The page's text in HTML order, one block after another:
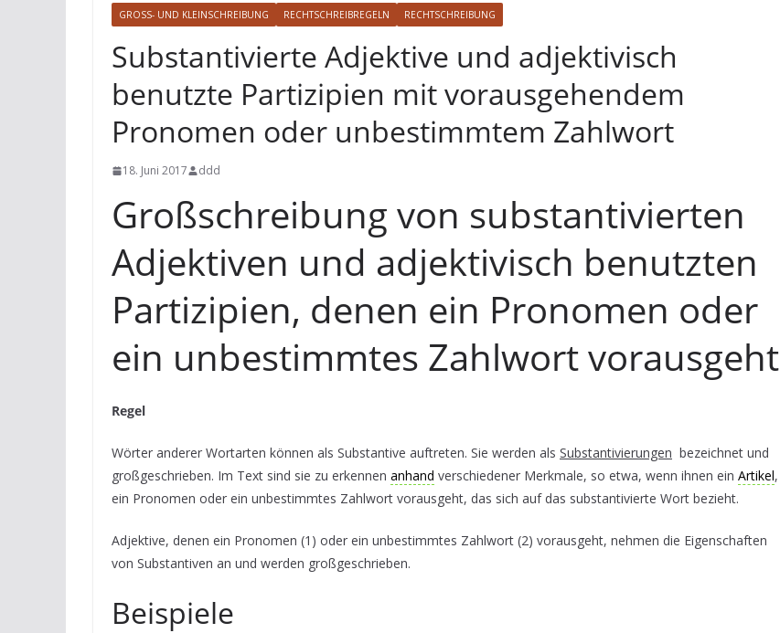
GROSS- UND KLEINSCHREIBUNG RECHTSCHREIBREGELN RECHTSCHREIBUNG
Substantivierte Adjektive und adjektivisch
benutzte Partizipien mit vorausgehendem
Pronomen oder unbestimmtem Zahlwort
18. Juni 2017 ddd
Großschreibung von substantivierten
Adjektiven und adjektivisch benutzten
Partizipien, denen ein Pronomen oder
ein unbestimmtes Zahlwort vorausgeht
Regel
Wörter anderer Wortarten können als Substantive auftreten. Sie werden als Substantivierungen bezeichnet und
großgeschrieben. Im Text sind sie zu erkennen anhand verschiedener Merkmale, so etwa, wenn ihnen ein Artikel,
ein Pronomen oder ein unbestimmtes Zahlwort vorausgeht, das sich auf das substantivierte Wort bezieht.
Adjektive, denen ein Pronomen (1) oder ein unbestimmtes Zahlwort (2) vorausgeht, nehmen die Eigenschaften
von Substantiven an und werden großgeschrieben.
Beispiele